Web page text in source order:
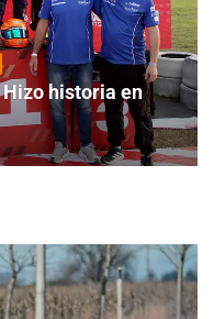
Hizo historia en